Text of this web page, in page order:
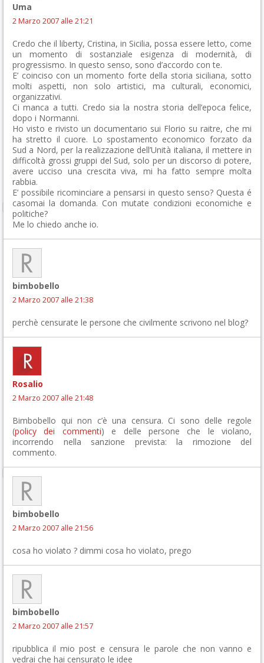
Uma
2 Marzo 2007 alle 21:21
Credo che il liberty, Cristina, in Sicilia, possa essere letto, come
un momento di sostanziale esigenza di modernità, di
progressismo. In questo senso, sono d’accordo con te.
E’ coinciso con un momento forte della storia siciliana, sotto
molti aspetti, non solo artistici, ma culturali, economici,
organizzativi.
Ci manca a tutti. Credo sia la nostra storia dell’epoca felice,
dopo i Normanni.
Ho visto e rivisto un documentario sui Florio su raitre, che mi
ha stretto il cuore. Lo spostamento economico forzato da
Sud a Nord, per la realizzazione dell’Unità italiana, il mettere in
difficoltà grossi gruppi del Sud, solo per un discorso di potere,
avere ucciso una crescita viva, mi ha fatto sempre molta
rabbia.
E’ possibile ricominciare a pensarsi in questo senso? Questa é
casomai la domanda. Con mutate condizioni economiche e
politiche?
Me lo chiedo anche io.
bimbobello
2 Marzo 2007 alle 21:38
perchè censurate le persone che civilmente scrivono nel blog?
Rosalio
2 Marzo 2007 alle 21:48
Bimbobello qui non c’è una censura. Ci sono delle regole
(policy dei commenti) e delle persone che le violano,
incorrendo nella sanzione prevista: la rimozione del
commento.
bimbobello
2 Marzo 2007 alle 21:56
cosa ho violato ? dimmi cosa ho violato, prego
bimbobello
2 Marzo 2007 alle 21:57
ripubblica il mio post e censura le parole che non vanno e
vedrai che hai censurato le idee